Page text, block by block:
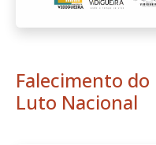
Falecimento do
Luto Nacional